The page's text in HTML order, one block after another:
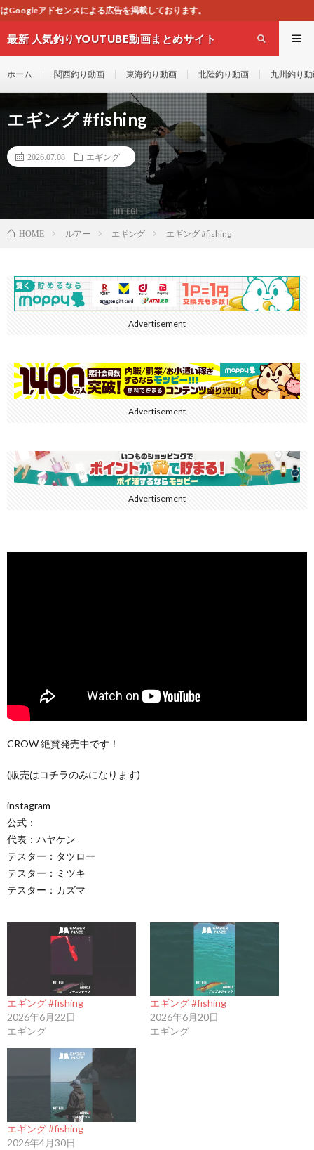
を掲載しております。
最新 人気釣りYOUTUBE動画まとめサイト
ホーム 関西釣り動画 東海釣り動画 北陸釣り動画 九州釣り
エギング #fishing
2026.07.08 エギング
HOME ルアー エギング エギング #fishing
Advertisement
Advertisement
Advertisement
CROW 絶賛発売中です！
(販売はコチラのみになります)
instagram
公式：
代表：ハヤケン
テスター：タツロー
テスター：ミツキ
テスター：カズマ
エギング #fishing
2026年6月22日
エギング
エギング #fishing
2026年6月20日
エギング
エギング #fishing
2026年4月30日